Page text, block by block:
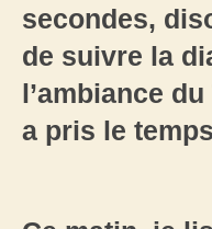
secondes,
de suivre la
l’ambiance
a pris le